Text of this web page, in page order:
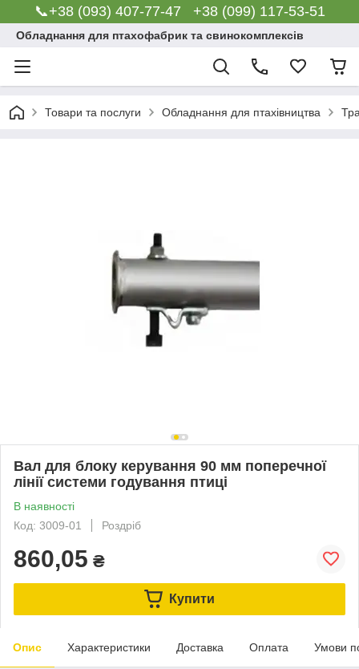
📞+38 (093) 407-77-47 +38 (099) 117-53-51
Обладнання для птахофабрик та свинокомплексів
Товари та послуги Обладнання для птахівництва
Вал для блоку керування 90 мм поперечної
лінії системи годування птиці
В наявності
Код: 3009-01
Роздріб
860,05 ₴
Купити
Опис Характеристики Доставка Оплата Умови